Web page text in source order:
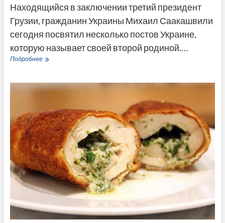
Находящийся в заключении третий президент
Грузии, гражданин Украины Михаил Саакашвили
сегодня посвятил несколько постов Украине,
которую называет своей второй родиной.…
ПодробнееСаакашвили
независимости
про
«грузинский
десант»
и
цитировал
стихи